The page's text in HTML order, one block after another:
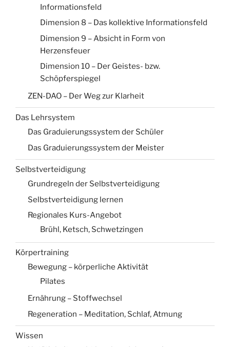
Informationsfeld
Dimension 8 – Das kollektive Informationsfeld
Dimension 9 – Absicht in Form von
Herzensfeuer
Dimension 10 – Der Geistes- bzw.
Schöpferspiegel
ZEN-DAO – Der Weg zur Klarheit
Das Lehrsystem
Das Graduierungssystem der Schüler
Das Graduierungssystem der Meister
Selbstverteidigung
Grundregeln der Selbstverteidigung
Selbstverteidigung lernen
Regionales Kurs-Angebot
Brühl, Ketsch, Schwetzingen
Körpertraining
Bewegung – körperliche Aktivität
Pilates
Ernährung – Stoffwechsel
Regeneration – Meditation, Schlaf, Atmung
Wissen